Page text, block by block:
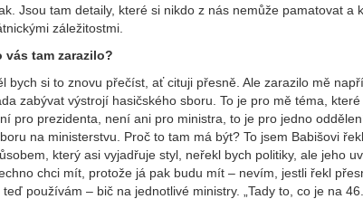
Jsou tam detaily, které si nikdo z nás nemůže pamatovat a
záležitostmi.
vás tam zarazilo?
bych si to znovu přečíst, ať cituji přesně. Ale zarazilo mě
zabývat výstrojí hasičského sboru. To je pro mě téma,
pro prezidenta, není ani pro ministra, to je pro jedno
na ministerstvu. Proč to tam má být? To jsem Babišovi
který asi vyjadřuje styl, neřekl bych politiky, ale jeho
chci mít, protože já pak budu mít – nevím, jestli řekl
teď používám – bič na jednotlivé ministry. „Tady to, co je na